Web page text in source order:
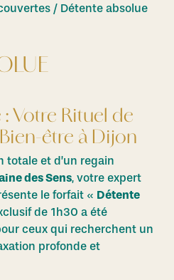
/ Détente absolue
Votre Rituel de
être à Dijon
totale et d’un regain
des Sens, votre expert
le forfait « Détente
de 1h30 a été
ceux qui recherchent un
profonde et